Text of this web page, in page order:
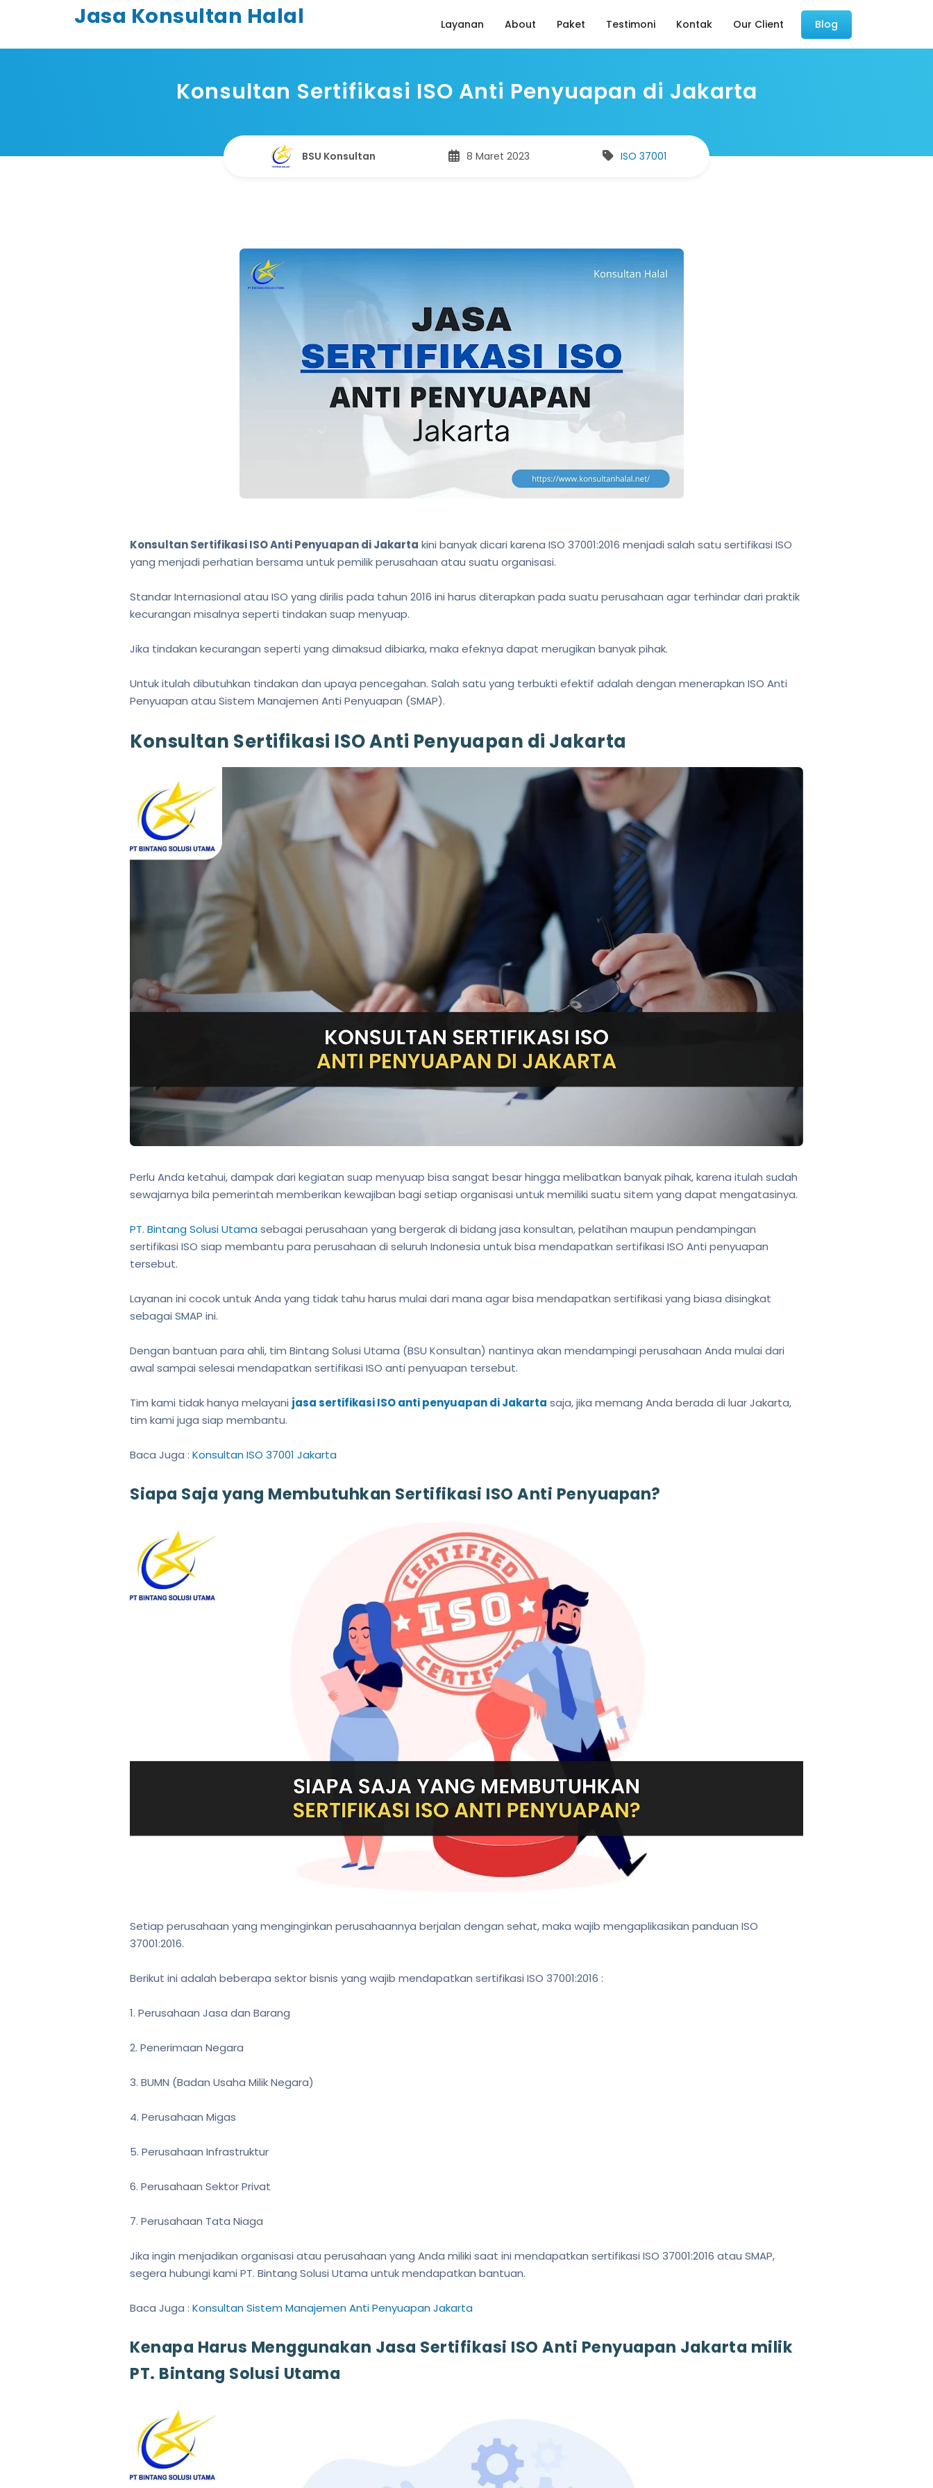
Jasa Konsultan Halal Layanan About Paket Testimoni Kontak Our Client Blog
Konsultan Sertifikasi ISO Anti Penyuapan di Jakarta
BSU Konsultan 8 Maret 2023 ISO 37001
Konsultan Sertifikasi ISO Anti Penyuapan di Jakarta kini banyak dicari karena ISO 37001:2016 menjadi salah satu sertifikasi ISO
yang menjadi perhatian bersama untuk pemilik perusahaan atau suatu organisasi.
Standar Internasional atau ISO yang dirilis pada tahun 2016 ini harus diterapkan pada suatu perusahaan agar terhindar dari praktik
kecurangan misalnya seperti tindakan suap menyuap.
Jika tindakan kecurangan seperti yang dimaksud dibiarka, maka efeknya dapat merugikan banyak pihak.
Untuk itulah dibutuhkan tindakan dan upaya pencegahan. Salah satu yang terbukti efektif adalah dengan menerapkan ISO Anti
Penyuapan atau Sistem Manajemen Anti Penyuapan (SMAP).
Konsultan Sertifikasi ISO Anti Penyuapan di Jakarta
Perlu Anda ketahui, dampak dari kegiatan suap menyuap bisa sangat besar hingga melibatkan banyak pihak, karena itulah sudah
sewajarnya bila pemerintah memberikan kewajiban bagi setiap organisasi untuk memiliki suatu sitem yang dapat mengatasinya.
PT. Bintang Solusi Utama sebagai perusahaan yang bergerak di bidang jasa konsultan, pelatihan maupun pendampingan
sertifikasi ISO siap membantu para perusahaan di seluruh Indonesia untuk bisa mendapatkan sertifikasi ISO Anti penyuapan
tersebut.
Layanan ini cocok untuk Anda yang tidak tahu harus mulai dari mana agar bisa mendapatkan sertifikasi yang biasa disingkat
sebagai SMAP ini.
Dengan bantuan para ahli, tim Bintang Solusi Utama (BSU Konsultan) nantinya akan mendampingi perusahaan Anda mulai dari
awal sampai selesai mendapatkan sertifikasi ISO anti penyuapan tersebut.
Tim kami tidak hanya melayani jasa sertifikasi ISO anti penyuapan di Jakarta saja, jika memang Anda berada di luar Jakarta,
tim kami juga siap membantu.
Baca Juga : Konsultan ISO 37001 Jakarta
Siapa Saja yang Membutuhkan Sertifikasi ISO Anti Penyuapan?
Setiap perusahaan yang menginginkan perusahaannya berjalan dengan sehat, maka wajib mengaplikasikan panduan ISO
37001:2016.
Berikut ini adalah beberapa sektor bisnis yang wajib mendapatkan sertifikasi ISO 37001:2016 :
1. Perusahaan Jasa dan Barang
2. Penerimaan Negara
3. BUMN (Badan Usaha Milik Negara)
4. Perusahaan Migas
5. Perusahaan Infrastruktur
6. Perusahaan Sektor Privat
7. Perusahaan Tata Niaga
Jika ingin menjadikan organisasi atau perusahaan yang Anda miliki saat ini mendapatkan sertifikasi ISO 37001:2016 atau SMAP,
segera hubungi kami PT. Bintang Solusi Utama untuk mendapatkan bantuan.
Baca Juga : Konsultan Sistem Manajemen Anti Penyuapan Jakarta
Kenapa Harus Menggunakan Jasa Sertifikasi ISO Anti Penyuapan Jakarta milik
PT. Bintang Solusi Utama